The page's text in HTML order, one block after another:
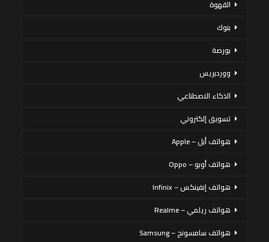
القهوة
بنوك
بورصة
ووردبريس
الذكاء الاصطناعي
تسويق إلكتروني
هواتف أبل – Apple
هواتف أوبو – Oppo
هواتف إنفينكس – Infinix
هواتف ريلمي – Realme
هواتف سامسونج – Samsung